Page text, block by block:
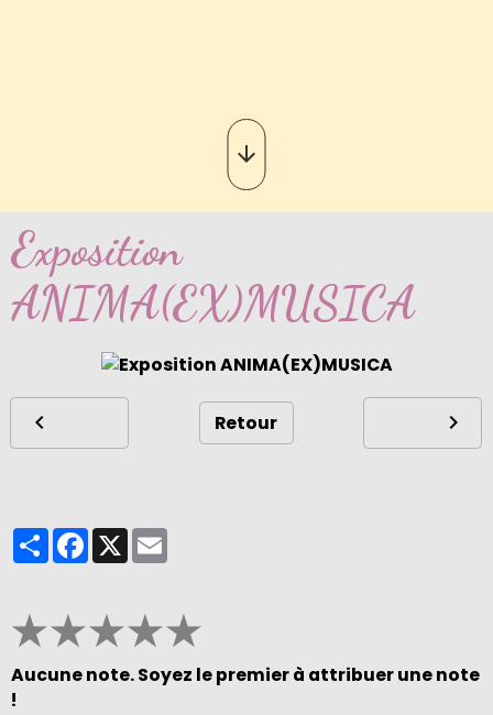
Exposition
ANIMA(EX)MUSICA
Retour
PartagerFacebook
X
★★★★★
Aucune note. Soyez le premier à attribuer une note
!